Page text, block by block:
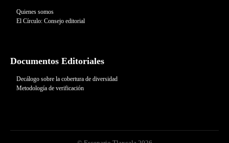
Quienes somos
El Círculo: Consejo editorial
Documentos Editoriales
Decálogo sobre la cobertura de diversidad
Metodología de verificación